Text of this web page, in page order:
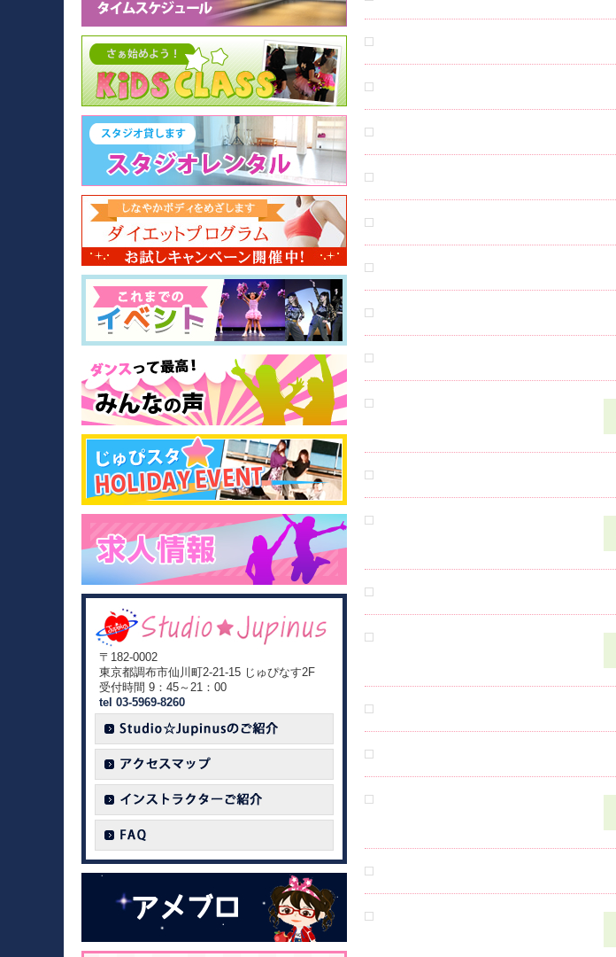
〒182-0002
東京都調布市仙川町2-21-15 じゅぴなす2F
受付時間 9：45～21：00
tel 03-5969-8260